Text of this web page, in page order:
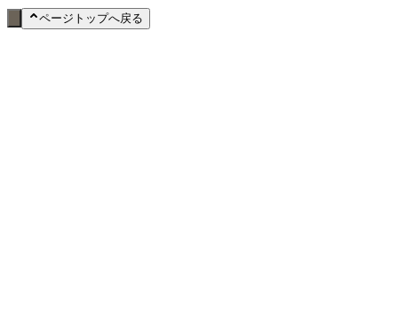
ページトップへ戻る